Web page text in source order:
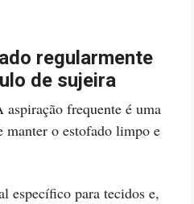
regularmente
de sujeira
frequente é uma
manter o estofado limpo e
específico para tecidos e,